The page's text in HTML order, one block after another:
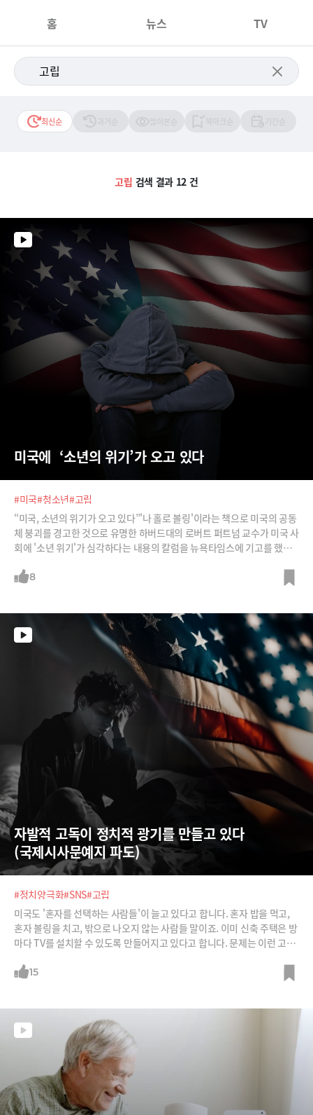
홈 뉴스 TV
최신순
고립 검색 결과 12 건
미국에  ‘소년의 위기’가 오고 있다
#미국#청소년#고립
“미국, 소년의 위기가 오고 있다”'나 홀로 볼링'이라는 책으로 미국의 공동
체 붕괴를 경고한 것으로 유명한 하버드대의 로버트 퍼트넘 교수가 미국 사
회에 '소년 위기'가 심각하다는 내용의 칼럼을 뉴욕타임스에 기고를 했는
미국사회에 폭발적인 위험 요소가 될 수 있다고 주장합니다. 이에 대한 내
8
자발적 고독이 정치적 광기를 만들고 있다
(국제시사문예지 파도)
#정치양극화#SNS#고립
미국도 '혼자를 선택하는 사람들'이 늘고 있다고 합니다. 혼자 밥을 먹고,
혼자 볼링을 치고, 밖으로 나오지 않는 사람들 말이죠. 이미 신축 주택은 방
마다 TV를 설치할 수 있도록 만들어지고 있다고 합니다. 문제는 이런 고립
정치적 광기, 민주주의의 붕괴를 가져오고 있다는 것이죠.
15